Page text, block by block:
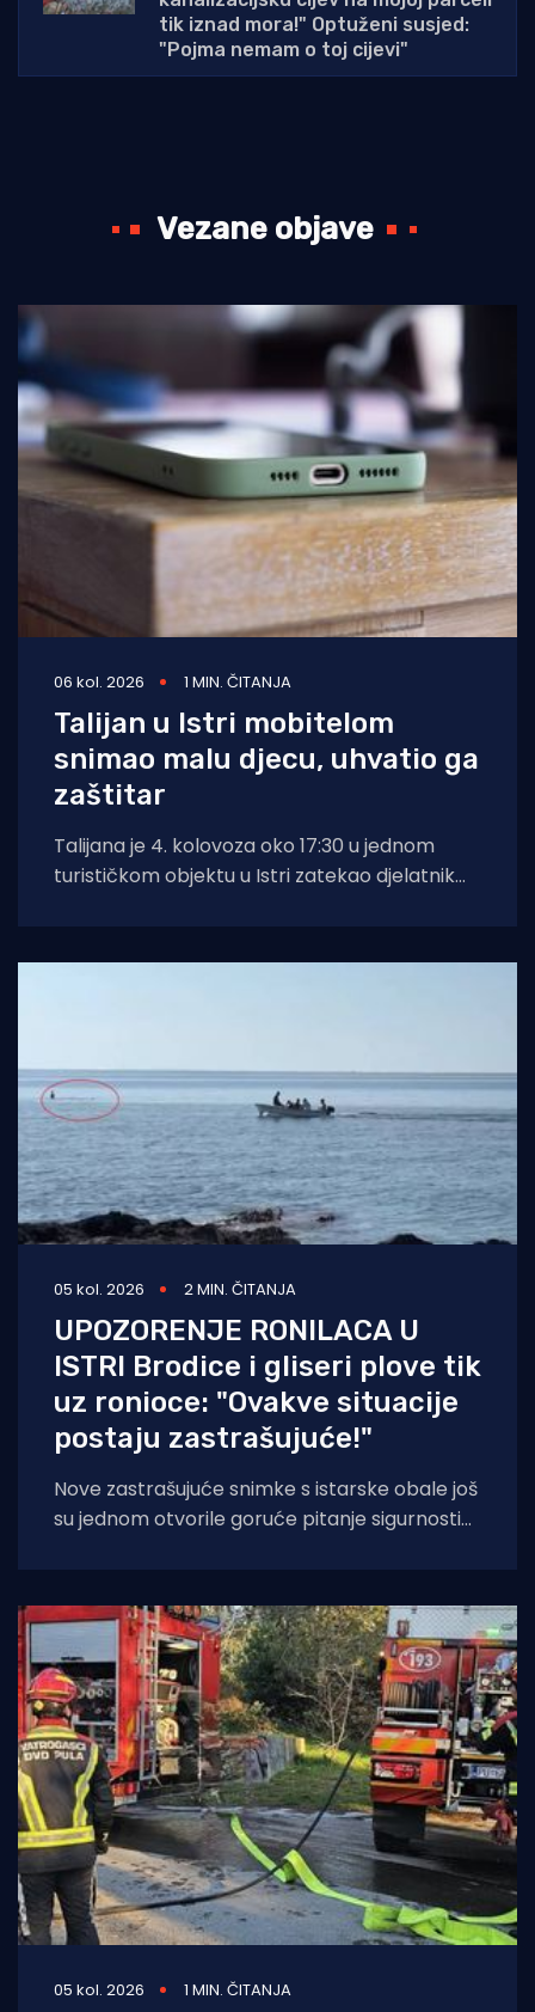
tik iznad mora!" Optuženi susjed:
"Pojma nemam o toj cijevi"
Vezane objave
06 kol. 2026 1 MIN. ČITANJA
Talijan u Istri mobitelom
snimao malu djecu, uhvatio ga
zaštitar
Talijana je 4. kolovoza oko 17:30 u jednom
turističkom objektu u Istri zatekao djelatnik
05 kol. 2026 2 MIN. ČITANJA
UPOZORENJE RONILACA U
ISTRI Brodice i gliseri plove tik
uz ronioce: "Ovakve situacije
postaju zastrašujuće!"
Nove zastrašujuće snimke s istarske obale još
su jednom otvorile goruće pitanje sigurnosti
05 kol. 2026 1 MIN. ČITANJA